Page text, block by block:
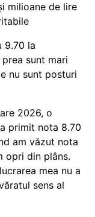
milioane de lire
9.70 la
sunt mari
nu sunt posturi
2026, o
primit nota 8.70
am văzut nota
opri din plâns.
mea nu a
sens al